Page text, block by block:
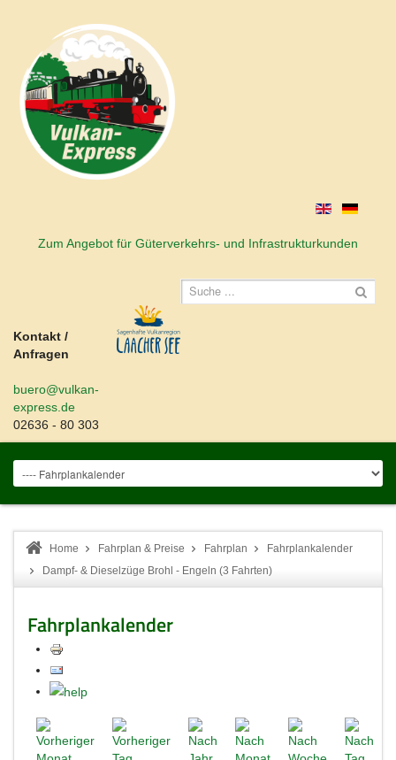
Zum Angebot für Güterverkehrs- und Infrastrukturkunden
Kontakt /
Anfragen
buero@vulkan-
express.de
02636 - 80 303
Home Fahrplan & Preise Fahrplan
Fahrplankalender
Dampf- & Dieselzüge Brohl - Engeln (3 Fahrten)
Fahrplankalender